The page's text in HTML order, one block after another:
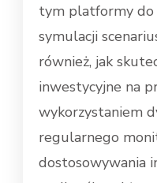
tym platformy do
symulacji
również, jak
inwestycyjne na
wykorzystaniem
regularnego
dostosowywania